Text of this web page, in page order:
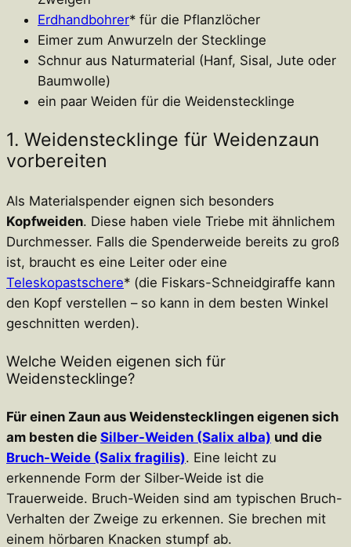
Erdhandbohrer* für die Pflanzlöcher
Eimer zum Anwurzeln der Stecklinge
Schnur aus Naturmaterial (Hanf, Sisal, Jute oder
Baumwolle)
ein paar Weiden für die Weidenstecklinge
1. Weidenstecklinge für Weidenzaun
vorbereiten
Als Materialspender eignen sich besonders
Kopfweiden. Diese haben viele Triebe mit ähnlichem
Durchmesser. Falls die Spenderweide bereits zu groß
ist, braucht es eine Leiter oder eine
Teleskopastschere* (die Fiskars-Schneidgiraffe kann
den Kopf verstellen – so kann in dem besten Winkel
geschnitten werden).
Welche Weiden eigenen sich für
Weidenstecklinge?
Für einen Zaun aus Weidenstecklingen eigenen sich
am besten die Silber-Weiden (Salix alba) und die
Bruch-Weide (Salix fragilis). Eine leicht zu
erkennende Form der Silber-Weide ist die
Trauerweide. Bruch-Weiden sind am typischen Bruch-
Verhalten der Zweige zu erkennen. Sie brechen mit
einem hörbaren Knacken stumpf ab.